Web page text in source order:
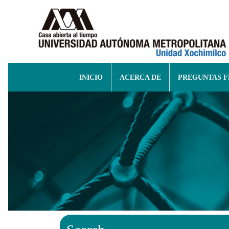
INICIO ACERCA DE PREGUNTAS